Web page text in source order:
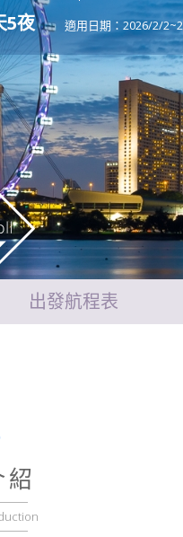
5夜 適用日期：2026/2/
出發航程表